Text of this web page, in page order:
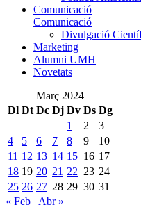
Comunicació
Comunicació
Divulgació
Marketing
Alumni UMH
Novetats
Març 2024
Dl Dt Dc Dj Dv Ds Dg
1
2
3
4
5 6 7 8 9
10
11 12 13 14 15 16 17
18 19 20 21 22 23 24
25 26 27 28 29 30 31
« Feb
Abr »